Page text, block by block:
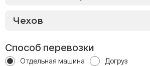
Способ перевозки
Отдельная машина Догруз